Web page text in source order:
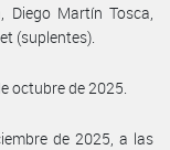
Diego Martín Tosca,
(suplentes).
octubre de 2025.
de 2025, a las